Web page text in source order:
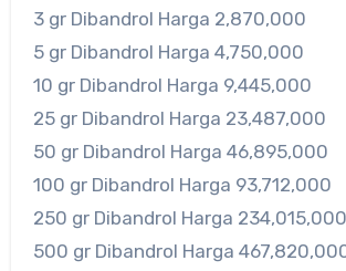
3 gr Dibandrol Harga 2,870,000
5 gr Dibandrol Harga 4,750,000
10 gr Dibandrol Harga 9,445,000
25 gr Dibandrol Harga 23,487,000
50 gr Dibandrol Harga 46,895,000
100 gr Dibandrol Harga 93,712,000
250 gr Dibandrol Harga 234,015,000
500 gr Dibandrol Harga